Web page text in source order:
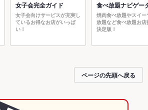
女子会完全ガイド
女子会向けサービスが充実し
ているお得なお店がいっぱ
い！
食べ放題ナビゲー
焼肉食べ放題やスイー
放題など食べ放題お店
決定版！
ページの先頭へ戻る